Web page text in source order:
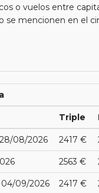
o vuelos entre
se mencionen en el
Triple
08/2026 2417 €
2563 €
09/2026 2417 €